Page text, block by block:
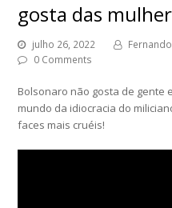
gosta das
julho 26, 2022
0 Comments
Bolsonaro não gosta de gente
mundo da idiocracia do
faces mais cruéis!